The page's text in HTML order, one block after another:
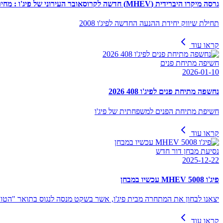
גרסה מיקרו היברידית (MHEV) חדשה לקרוסאובר העירוני של פיג'ו : מחיר החל מ-149,990 ש"ח
תחילת שיווק יחידת ההנעה החדשה לפיג'ו 2008
קראו עוד
חשיפה מתיחת פנים
2026-01-10
נחשפה מתיחת פנים לפיג'ו 408 2026
חשיפת מתיחת הפנים למשפחתית של פיג'ו
קראו עוד
נסיעת מבחן דור חדש
2025-12-22
פיג'ו 5008 MHEV עכשיו במבחן
יצאנו לבחון את המתחרה מבית פיג'ו, אשר בשקט מנסה לנגוס בתואר
קראו עוד